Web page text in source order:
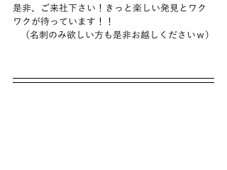
是非、ご来社下さい！きっと楽しい発見とワク
ワクが待っています！！
（名刺のみ欲しい方も是非お越しくださいｗ）